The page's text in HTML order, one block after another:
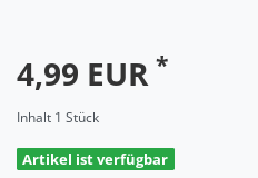
4,99 EUR *
Inhalt 1 Stück
Artikel ist verfügbar